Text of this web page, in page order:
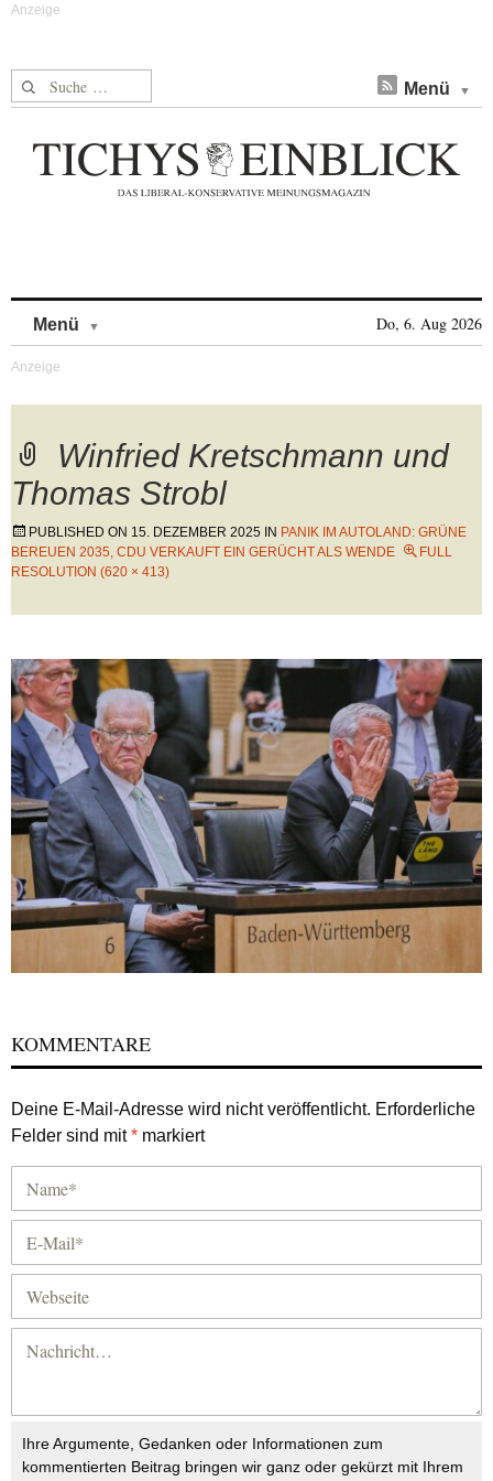
Suche nach: Menü
Menü Do, 6. Aug 2026
Winfried Kretschmann und
Thomas Strobl
PUBLISHED ON 15. DEZEMBER 2025 IN PANIK IM AUTOLAND: GRÜNE
BEREUEN 2035, CDU VERKAUFT EIN GERÜCHT ALS WENDE
FULL
RESOLUTION (620 × 413)
KOMMENTARE
Deine E-Mail-Adresse wird nicht veröffentlicht. Erforderliche
Felder sind mit* markiert
Ihre Argumente, Gedanken oder Informationen zum
kommentierten Beitrag bringen wir ganz oder gekürzt mit Ihrem